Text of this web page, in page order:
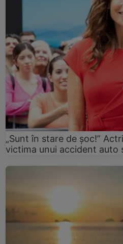
„Sunt în stare de șoc!”
victima unui accident auto